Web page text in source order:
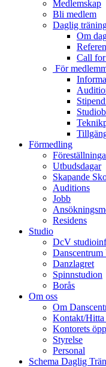
Medlemskap
Bli medlem
Daglig
Om
Call
För
Förmedling
Utbudsdagar
Skapande
Auditions
Jobb
Residens
Studio
DcV
Danscentrum
Danzlagret
Spinnstudion
Borås
Om oss
Om
Kontakt/Hitta
Kontorets
Styrelse
Personal
Schema Daglig